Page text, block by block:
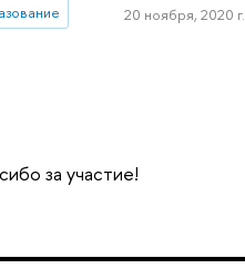
20 ноября, 2020 г.
за участие!